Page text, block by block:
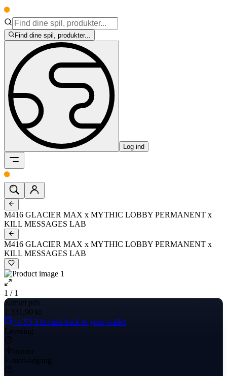
Find dine spil, produkter...
Log ind
M416 GLACIER MAX x MYTHIC LOBBY PERMANENT x
KILL MESSAGES LAB
M416 GLACIER MAX x MYTHIC LOBBY PERMANENT x
KILL MESSAGES LAB
1 / 1
Samlet pris
1.331,90 kr.
+≈ 53,3 kr.cash back to your wallet
Levering
Instant
E-mail-adgang